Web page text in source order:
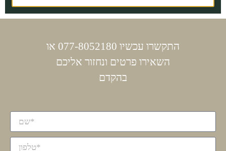
התקשרו עכשיו 077-8052180 או
השאירו פרטים ונחזור אליכם
בהקדם